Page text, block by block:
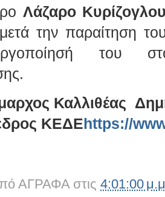
Λάζαρο
την παραίτηση
του
Καλλιθέας
ΚΕΔΕ https://
ΑΓΡΑΦΑ στις 4:01:00